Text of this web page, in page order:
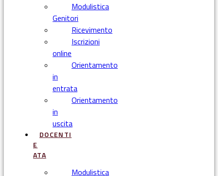
Modulistica
Genitori
Ricevimento
Iscrizioni
online
Orientamento
in
entrata
Orientamento
in
uscita
DOCENTI
E
ATA
Modulistica